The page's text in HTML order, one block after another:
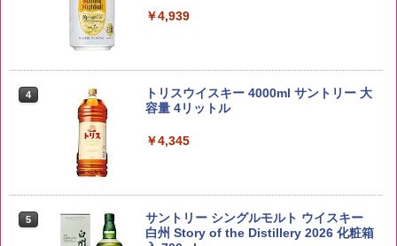
米 5kg
5kg
￥4,939
4
トリスウイスキー 4000ml サントリー 大
容量 4リットル
￥4,345
5
サントリー シングルモルト ウイスキー
白州 Story of the Distillery 2026 化粧箱